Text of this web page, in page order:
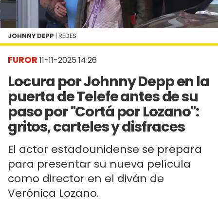
FUROR 11-11-2025 14:26
Locura por Johnny Depp en la
puerta de Telefe antes de su
paso por "Cortá por Lozano":
gritos, carteles y disfraces
El actor estadounidense se prepara
para presentar su nueva película
como director en el diván de
Verónica Lozano.
JOHNNY DEPP | REDES